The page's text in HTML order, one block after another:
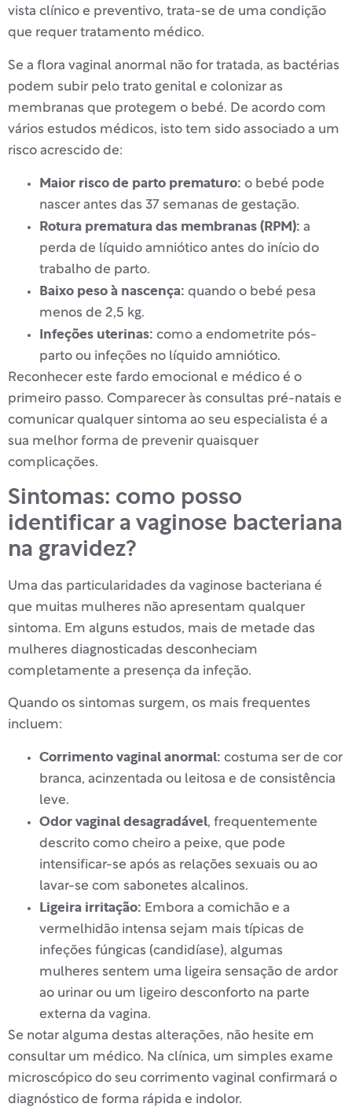
vista clínico e preventivo, trata-se de uma condição
que requer tratamento médico.
Se a flora vaginal anormal não for tratada, as bactérias
podem subir pelo trato genital e colonizar as
membranas que protegem o bebé. De acordo com
vários estudos médicos, isto tem sido associado a um
risco acrescido de:
Maior risco de parto prematuro: o bebé pode
nascer antes das 37 semanas de gestação.
Rotura prematura das membranas (RPM): a
perda de líquido amniótico antes do início do
trabalho de parto.
Baixo peso à nascença: quando o bebé pesa
menos de 2,5 kg.
Infeções uterinas: como a endometrite pós-
parto ou infeções no líquido amniótico.
Reconhecer este fardo emocional e médico é o
primeiro passo. Comparecer às consultas pré-natais e
comunicar qualquer sintoma ao seu especialista é a
sua melhor forma de prevenir quaisquer
complicações.
Sintomas: como posso
identificar a vaginose bacteriana
na gravidez?
Uma das particularidades da vaginose bacteriana é
que muitas mulheres não apresentam qualquer
sintoma. Em alguns estudos, mais de metade das
mulheres diagnosticadas desconheciam
completamente a presença da infeção.
Quando os sintomas surgem, os mais frequentes
incluem:
Corrimento vaginal anormal: costuma ser de cor
branca, acinzentada ou leitosa e de consistência
leve.
Odor vaginal desagradável, frequentemente
descrito como cheiro a peixe, que pode
intensificar-se após as relações sexuais ou ao
lavar-se com sabonetes alcalinos.
Ligeira irritação: Embora a comichão e a
vermelhidão intensa sejam mais típicas de
infeções fúngicas (candidíase), algumas
mulheres sentem uma ligeira sensação de ardor
ao urinar ou um ligeiro desconforto na parte
externa da vagina.
Se notar alguma destas alterações, não hesite em
consultar um médico. Na clínica, um simples exame
microscópico do seu corrimento vaginal confirmará o
diagnóstico de forma rápida e indolor.